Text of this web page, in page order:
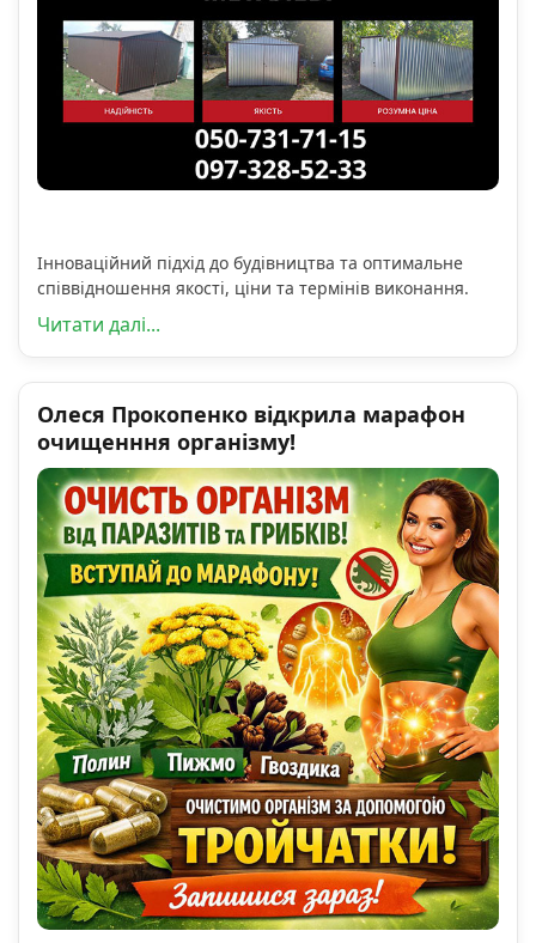
Інноваційний підхід до будівництва та оптимальне
співвідношення якості, ціни та термінів виконання.
Читати далі...
Олеся Прокопенко відкрила марафон
очищенння організму!